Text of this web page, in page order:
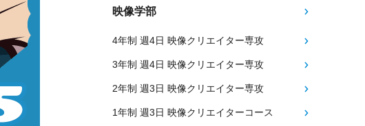
映像学部
4年制 週4日 映像クリエイター専攻
3年制 週4日 映像クリエイター専攻
2年制 週3日 映像クリエイター専攻
1年制 週3日 映像クリエイターコース